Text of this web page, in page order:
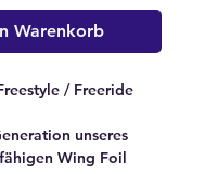
Warenkorb
/ Freeride
unseres
Wing Foil